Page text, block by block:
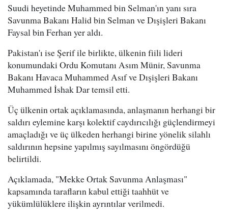
Suudi heyetinde Muhammed bin Selman'ın yanı sıra
Savunma Bakanı Halid bin Selman ve Dışişleri Bakanı
Faysal bin Ferhan yer aldı.
Pakistan'ı ise Şerif ile birlikte, ülkenin fiili lideri
konumundaki Ordu Komutanı Asım Münir, Savunma
Bakanı Havaca Muhammed Asıf ve Dışişleri Bakanı
Muhammed İshak Dar temsil etti.
Üç ülkenin ortak açıklamasında, anlaşmanın herhangi bir
saldırı eylemine karşı kolektif caydırıcılığı güçlendirmeyi
amaçladığı ve üç ülkeden herhangi birine yönelik silahlı
saldırının hepsine yapılmış sayılmasını öngördüğü
belirtildi.
Açıklamada, "Mekke Ortak Savunma Anlaşması"
kapsamında tarafların kabul ettiği taahhüt ve
yükümlülüklere ilişkin ayrıntılar verilmedi.